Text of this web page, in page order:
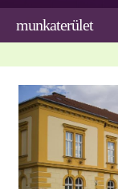
munkaterület